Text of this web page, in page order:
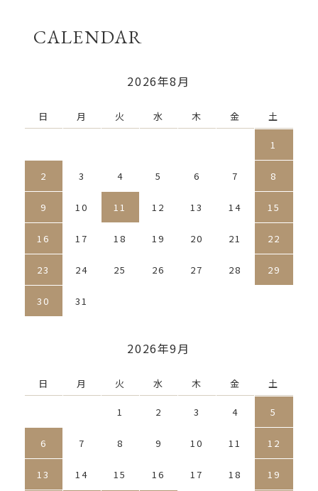
CALENDAR
2026年8月
日 月 火 水 木 金 土
1
2 3 4 5 6 7 8
9 10 11 12 13 14 15
16 17 18 19 20 21 22
23 24 25 26 27 28 29
30 31
2026年9月
日 月 火 水 木 金 土
1 2 3 4 5
6 7 8 9 10 11 12
13 14 15 16 17 18 19